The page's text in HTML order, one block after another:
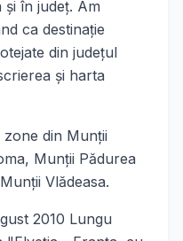
în judeţ. Am
ca destinaţie
din judeţul
şi harta
din Munţii
Munţii Pădurea
Vlădeasa.
2010 Lungu